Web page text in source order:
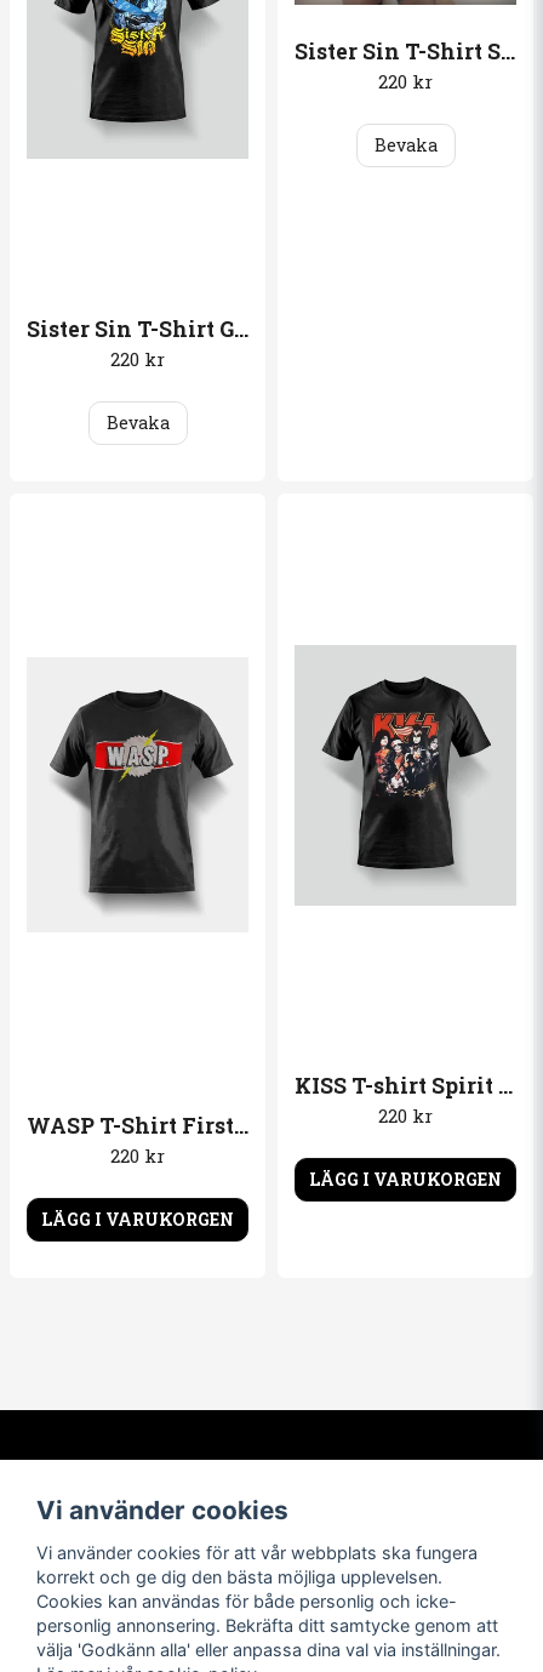
Sister Sin T-Shirt God forgives, I don´t
220 kr
Bevaka
Sister Sin T-Shirt Shades of black
220 kr
Bevaka
WASP T-Shirt First LOGO
220 kr
LÄGG I VARUKORGEN
KISS T-shirt Spirit of ´76
220 kr
LÄGG I VARUKORGEN
info@t-shirtbymail.com
Vi har varit i t-shirtbranschen
av högsta kvalitet till nöjda
kunder över hela världen.
Navigera Följ oss
Vi använder cookies
Vi använder cookies för att vår webbplats ska fungera
korrekt och ge dig den bästa möjliga upplevelsen.
Cookies kan användas för både personlig och icke-
personlig annonsering. Bekräfta ditt samtycke genom att
välja 'Godkänn alla' eller anpassa dina val via inställningar.